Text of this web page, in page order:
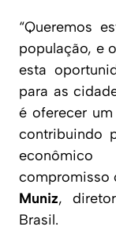
“Queremos
população, e
esta
para as
é oferecer
contribuindo
compromisso
Muniz,
Brasil.